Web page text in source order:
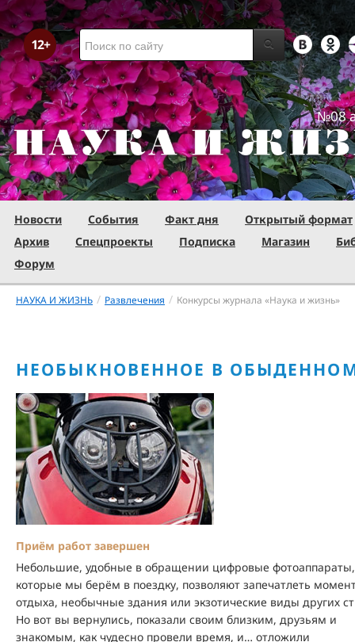
№08
Новости События Факт дня
Открытый формат
Архив
Спецпроекты Подписка Магазин
Форум
НАУКА И ЖИЗНЬ / Развлечения / Конкурсы журнала «Наука и жизнь»
НЕОБЫКНОВЕННОЕ В
Приём работ завершен
Небольшие, удобные в обращении цифровые фотоаппараты,
которые мы берём в поездку, позволяют запечатлеть
отдыха, необычные здания или экзотические виды других
Но вот вы вернулись, показали своим близким, друзьям и
знакомым, как чудесно провели время, и… отложили